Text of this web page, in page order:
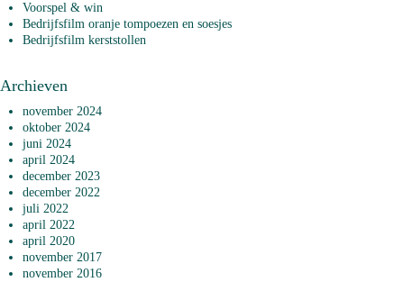
Voorspel & win
Bedrijfsfilm oranje tompoezen en soesjes
Bedrijfsfilm kerststollen
Archieven
november 2024
oktober 2024
juni 2024
april 2024
december 2023
december 2022
juli 2022
april 2022
april 2020
november 2017
november 2016